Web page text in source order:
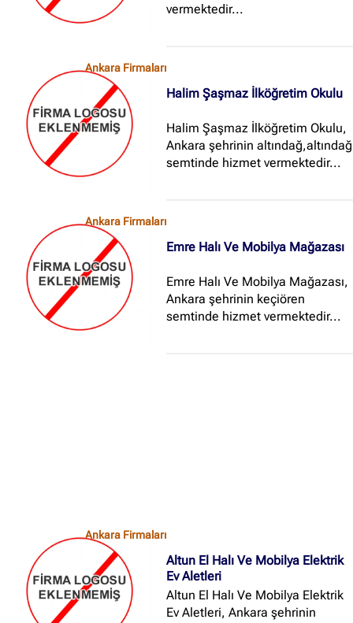
vermektedir...
Ankara Firmaları
Halim Şaşmaz İlköğretim Okulu
Halim Şaşmaz İlköğretim Okulu,
Ankara şehrinin altındağ,altındağ
semtinde hizmet vermektedir...
Ankara Firmaları
Emre Halı Ve Mobilya Mağazası
Emre Halı Ve Mobilya Mağazası,
Ankara şehrinin keçiören
semtinde hizmet vermektedir...
Ankara Firmaları
Altun El Halı Ve Mobilya Elektrik
Ev Aletleri
Altun El Halı Ve Mobilya Elektrik
Ev Aletleri, Ankara şehrinin